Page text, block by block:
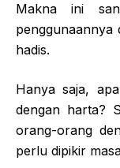
Makna ini
penggunaannya
hadis.
Hanya saja,
dengan harta?
orang-orang
perlu dipikir